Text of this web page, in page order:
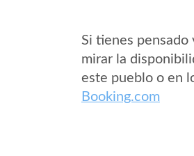
Si tienes
mirar la
este pueblo o en
Booking.com